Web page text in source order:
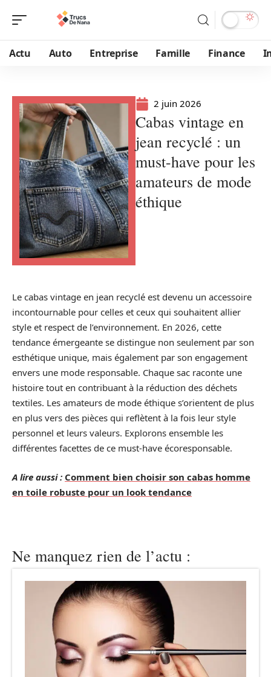
Actu Auto Entreprise Famille Finance
2 juin 2026
Cabas vintage en
jean recyclé : un
must-have pour les
amateurs de mode
éthique
Le cabas vintage en jean recyclé est devenu un accessoire
incontournable pour celles et ceux qui souhaitent allier
style et respect de l’environnement. En 2026, cette
tendance émergeante se distingue non seulement par son
esthétique unique, mais également par son engagement
envers une mode responsable. Chaque sac raconte une
histoire tout en contribuant à la réduction des déchets
textiles. Les amateurs de mode éthique s’orientent de plus
en plus vers des pièces qui reflètent à la fois leur style
personnel et leurs valeurs. Explorons ensemble les
différentes facettes de ce must-have écoresponsable.
A lire aussi : Comment bien choisir son cabas homme
en toile robuste pour un look tendance
Ne manquez rien de l’actu :